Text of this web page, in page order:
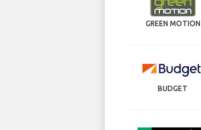
GREEN MOTION
BUDGET